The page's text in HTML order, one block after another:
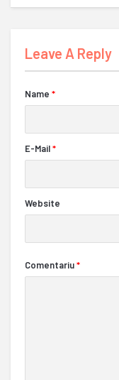
Leave A Reply
Name *
E-Mail*
Website
Comentariu*